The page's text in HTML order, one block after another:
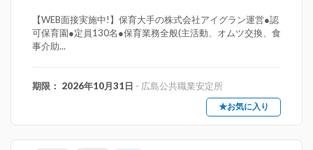
【WEB面接実施中!】保育大手の株式会社アイグラン運営●認
可保育園●定員130名●保育業務全般(主活動、オムツ交換、食
事介助...
期限： 2026年10月31日 - 広島公共職業安定所
★お気に入り